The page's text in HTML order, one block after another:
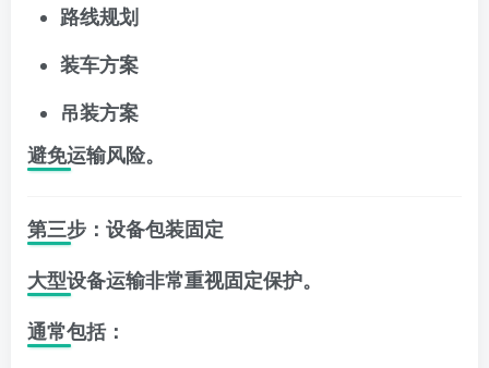
路线规划
装车方案
吊装方案
避免运输风险。
第三步：设备包装固定
大型设备运输非常重视固定保护。
通常包括：